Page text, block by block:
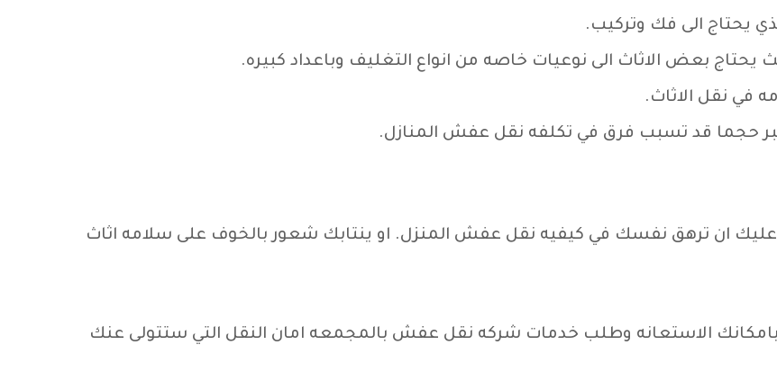
يحتاج الى فك وتركيب.
بعض الاثاث الى نوعيات خاصه من انواع التغليف وباعداد كبيره.
في نقل الاثاث.
حجما قد تسبب فرق في تكلفه نقل عفش المنازل.
ان ترهق نفسك في كيفيه نقل عفش المنزل. او ينتابك شعور بالخوف على سلامه اثاث
الاستعانه وطلب خدمات شركه نقل عفش بالمجمعه امان النقل التي ستتولى عنك